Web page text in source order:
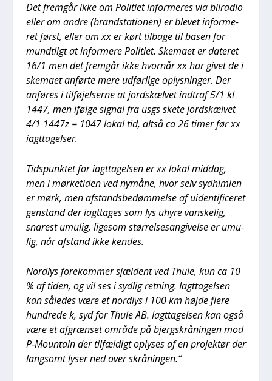
Det frem­går ikke om Poli­ti­et infor­me­res via bil­ra­dio
eller om andre (brand­sta­tio­nen) er ble­vet infor­me­
ret først, eller om xx er kørt til­ba­ge til basen for
mundt­ligt at infor­me­re Poli­ti­et. Ske­ma­et er date­ret
16/1 men det frem­går ikke hvor­når xx har givet de i
ske­ma­et anfør­te mere udfør­li­ge oplys­nin­ger. Der
anfø­res i til­fø­jel­ser­ne at jord­s­kæl­vet ind­traf 5/1 kl
1447, men iføl­ge sig­nal fra usgs ske­te jord­s­kæl­vet
4/1 1447z = 1047 lokal tid, alt­så ca 26 timer før xx
iagt­ta­gel­ser.
Tids­punk­tet for iagt­ta­gel­sen er xx lokal mid­dag,
men i mør­ke­ti­den ved nymå­ne, hvor selv syd­him­len
er mørk, men afstands­be­døm­mel­se af uiden­ti­fi­ce­ret
gen­stand der iagt­ta­ges som lys uhy­re van­ske­lig,
sna­rest umu­lig, lige­som stør­rel­ses­an­gi­vel­se er umu­
lig, når afstand ikke ken­des.
Nord­lys fore­kom­mer sjæl­dent ved Thu­le, kun ca 10
% af tiden, og vil ses i syd­lig ret­ning. Iagt­ta­gel­sen
kan såle­des være et nord­lys i 100 km høj­de fle­re
hund­re­de k, syd for Thu­le AB. Iagt­ta­gel­sen kan også
være et afgræn­set områ­de på bjergskrå­nin­gen mod
P‑Mountain der til­fæl­digt oply­ses af en pro­jek­tør der
lang­somt lyser ned over skrå­nin­gen.“